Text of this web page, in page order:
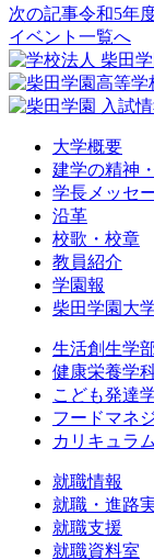
次の記事令和5年
イベント一覧へ
大学概要
建学の精神
学長メッセ
沿革
校歌・校章
教員紹介
学園報
柴田学園大
生活創生学
健康栄養学
こども発達
フードマネ
カリキュラ
就職情報
就職・進路
就職支援
就職資料室